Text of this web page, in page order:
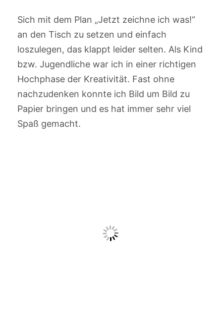
Sich mit dem Plan „Jetzt zeichne ich was!“
an den Tisch zu setzen und einfach
loszulegen, das klappt leider selten. Als Kind
bzw. Jugendliche war ich in einer richtigen
Hochphase der Kreativität. Fast ohne
nachzudenken konnte ich Bild um Bild zu
Papier bringen und es hat immer sehr viel
Spaß gemacht.